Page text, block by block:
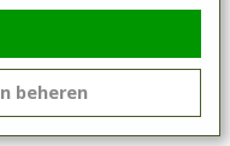
beheren